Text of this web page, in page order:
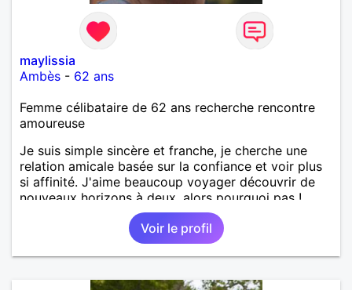
maylissia
Ambès - 62 ans
Femme célibataire de 62 ans recherche rencontre
amoureuse
Je suis simple sincère et franche, je cherche une
relation amicale basée sur la confiance et voir plus
si affinité. J'aime beaucoup voyager découvrir de
nouveaux horizons à deux, alors pourquoi pas !
Voir le profil